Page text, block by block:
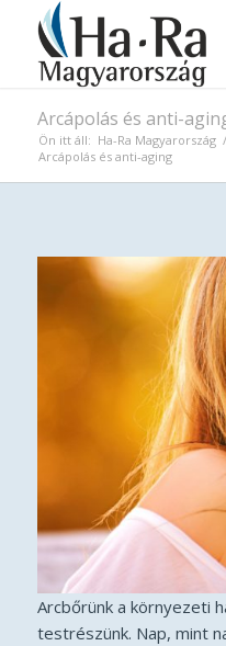
Arcápolás és anti-
Ön itt áll: Ha-Ra Magyarország /
Arcápolás és anti-aging
Arcbőrünk a környezeti
testrészünk. Nap, mint